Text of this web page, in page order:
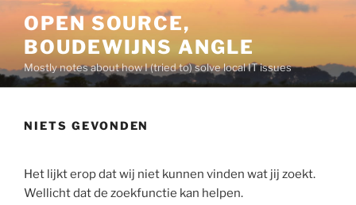
inhoud
OPEN SOURCE,
BOUDEWIJNS ANGLE
Mostly notes about how I (tried to) solve local IT issues
NIETS GEVONDEN
Het lijkt erop dat wij niet kunnen vinden wat jij zoekt.
Wellicht dat de zoekfunctie kan helpen.